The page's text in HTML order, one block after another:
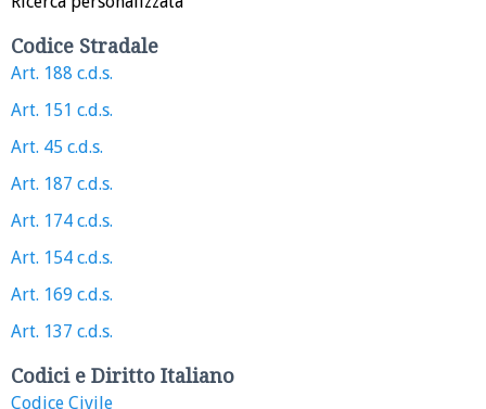
Codice Stradale
Art. 188 c.d.s.
Art. 151 c.d.s.
Art. 45 c.d.s.
Art. 187 c.d.s.
Art. 174 c.d.s.
Art. 154 c.d.s.
Art. 169 c.d.s.
Art. 137 c.d.s.
Codici e Diritto Italiano
Codice Civile